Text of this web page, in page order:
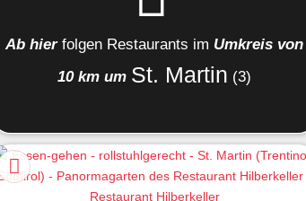
Ab hier folgen Restaurants im Umkreis von
10 km um St. Martin (3)